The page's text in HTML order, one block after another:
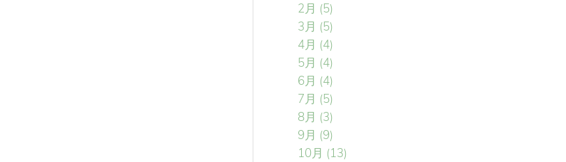
2月 (5)
3月 (5)
4月 (4)
5月 (4)
6月 (4)
7月 (5)
8月 (3)
9月 (9)
10月 (13)